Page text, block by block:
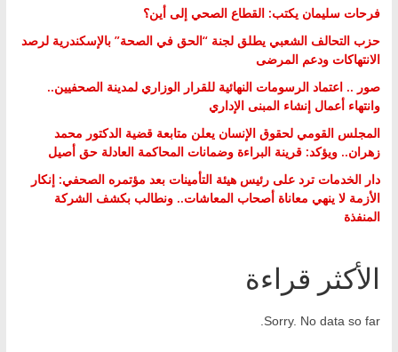
فرحات سليمان يكتب: القطاع الصحي إلى أين؟
حزب التحالف الشعبي يطلق لجنة “الحق في الصحة” بالإسكندرية لرصد
الانتهاكات ودعم المرضى
صور .. اعتماد الرسومات النهائية للقرار الوزاري لمدينة الصحفيين..
وانتهاء أعمال إنشاء المبنى الإداري
المجلس القومي لحقوق الإنسان يعلن متابعة قضية الدكتور محمد
زهران.. ويؤكد: قرينة البراءة وضمانات المحاكمة العادلة حق أصيل
دار الخدمات ترد على رئيس هيئة التأمينات بعد مؤتمره الصحفي: إنكار
الأزمة لا ينهي معاناة أصحاب المعاشات.. ونطالب بكشف الشركة
المنفذة
الأكثر قراءة
Sorry. No data so far.